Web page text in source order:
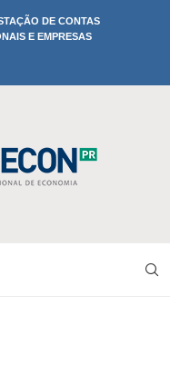
DE CONTAS
E EMPRESAS